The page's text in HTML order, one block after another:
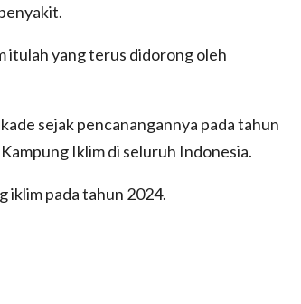
itulah yang terus didorong oleh
sejak pencanangannya pada tahun
Iklim di seluruh Indonesia.
iklim pada tahun 2024.